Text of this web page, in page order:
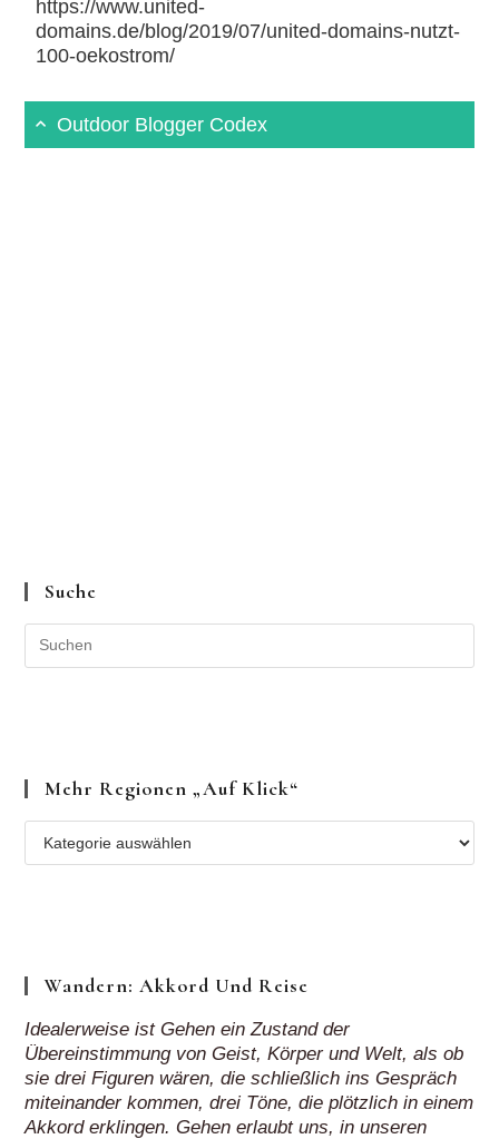
https://www.united-
domains.de/blog/2019/07/united-domains-nutzt-
100-oekostrom/
Outdoor Blogger Codex
Suche
Mehr Regionen „auf Klick“
Regionen
Wandern: Akkord Und Reise
Idealerweise ist Gehen ein Zustand der
Übereinstimmung von Geist, Körper und Welt, als ob
sie drei Figuren wären, die schließlich ins Gespräch
miteinander kommen, drei Töne, die plötzlich in einem
Akkord erklingen. Gehen erlaubt uns, in unseren